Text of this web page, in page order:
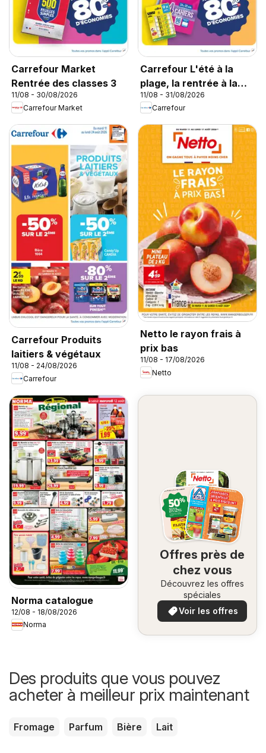
Carrefour Market
Rentrée des classes 3
11/08 - 30/08/2026
Carrefour Market
Carrefour L'été à la
plage, la rentrée à la
page
11/08 - 31/08/2026
Carrefour
Carrefour Produits
laitiers & végétaux
11/08 - 24/08/2026
Carrefour
Netto le rayon frais à
prix bas
11/08 - 17/08/2026
Netto
Norma catalogue
12/08 - 18/08/2026
Norma
Offres près de
chez vous
Découvrez les offres
spéciales
Voir les offres
Des produits que vous pouvez
acheter à meilleur prix maintenant
Fromage Parfum Bière Lait